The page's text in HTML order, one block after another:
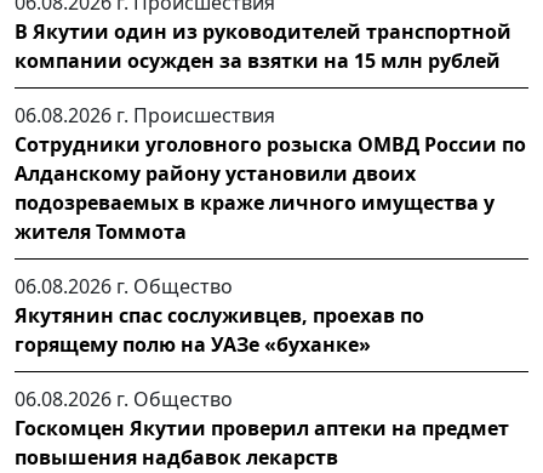
В Якутии один из руководителей транспортной
компании осужден за взятки на 15 млн рублей
06.08.2026 г. Происшествия
Сотрудники уголовного розыска ОМВД России по
Алданскому району установили двоих
подозреваемых в краже личного имущества у
жителя Томмота
06.08.2026 г. Общество
Якутянин спас сослуживцев, проехав по
горящему полю на УАЗе «буханке»
06.08.2026 г. Общество
Госкомцен Якутии проверил аптеки на предмет
повышения надбавок лекарств